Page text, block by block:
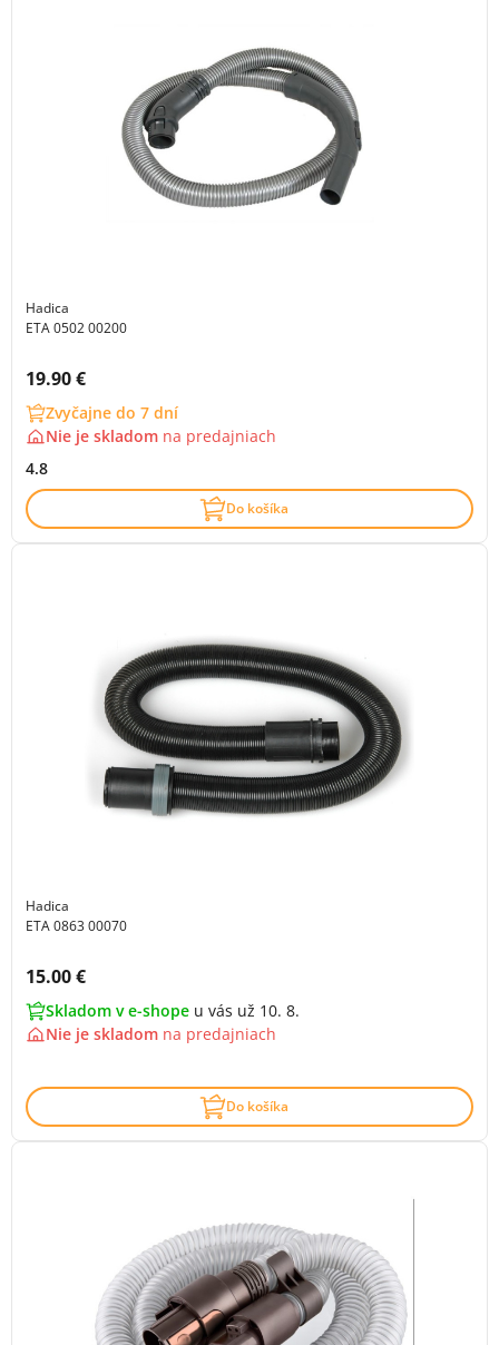
Hadica
ETA 0502 00200
Cena s DPH:
19.90 €
Zvyčajne do 7 dní
Nie je skladom na predajniach
4.8
Do košíka
Hadica
ETA 0863 00070
Cena s DPH:
15.00 €
Skladom v e-shope u vás už 10. 8.
Nie je skladom na predajniach
Do košíka